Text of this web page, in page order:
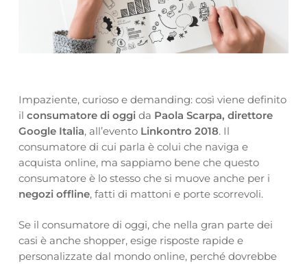
Impaziente, curioso e demanding: così viene definito
il consumatore di oggida Paola Scarpa, direttore
Google Italia, all’evento Linkontro 2018. Il
consumatore di cui parla è colui che naviga e
acquista online, ma sappiamo bene che questo
consumatore è lo stesso che si muove anche per i
negozi offline, fatti di mattoni e porte scorrevoli.
Se il consumatore di oggi, che nella gran parte dei
casi è anche shopper, esige risposte rapide e
personalizzate dal mondo online, perché dovrebbe